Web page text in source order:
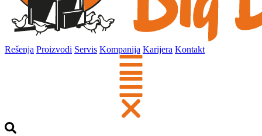
Rešenja Proizvodi Servis Kompanija Karijera Kontakt